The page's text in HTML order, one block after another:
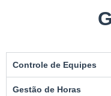
Controle de Equipes
Gestão de Horas